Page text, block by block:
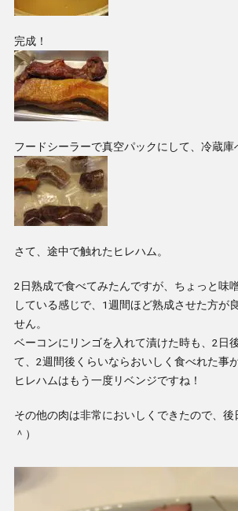
完成！
フードシーラーで真空パックにして、冷蔵庫
さて、途中で触れたヒレハム。
2日熟成で食べてみたんですが、ちょっと味
している感じで、1週間ほど熟成させた方が
せん。
ベーコンにリンゴを入れて漬けた時も、2日
て、2週間後くらいならおいしく食べれた事
ヒレハムはもう一度リベンジですね！
その他の肉は非常においしくできたので、後
＾）